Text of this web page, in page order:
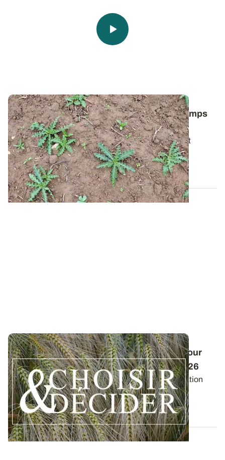
Comment lutter contre le chardon des champs
dans les céréales ?
Pour bien gérer cette plante vivace particulièrement
tenace, il faut avant tout comprendre...
06 AOÛT 2026
Conduite des orges d'hiver : des guides pour
réussir ses interventions au printemps 2026
Retrouvez les préconisations en matière de fertilisation
azotée et de protection des orges...
12 DÉC. 2025